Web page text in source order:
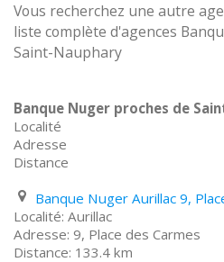
Vous recherchez une autre
liste complète d'agences
Saint-Nauphary
Banque Nuger proches de
Localité
Adresse
Distance
Aurillac
9, Place des Carmes
133.4 km